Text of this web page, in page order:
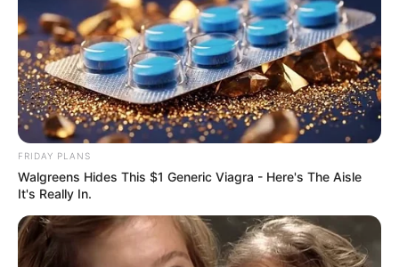
Πέμπτη, 22 Οκτωβρίου 2020, 20:06
ΓΕΙΑ ΣΑΣ….ΚΑΛΩΣ ΗΛΘΑΤΕ ΣΤΗΝ ΙΣΤΟΣΕΛΙΔΑ...
FRIDAY PLANS
Walgreens Hides This $1 Generic Viagra - Here's The Aisle
It's Really In.